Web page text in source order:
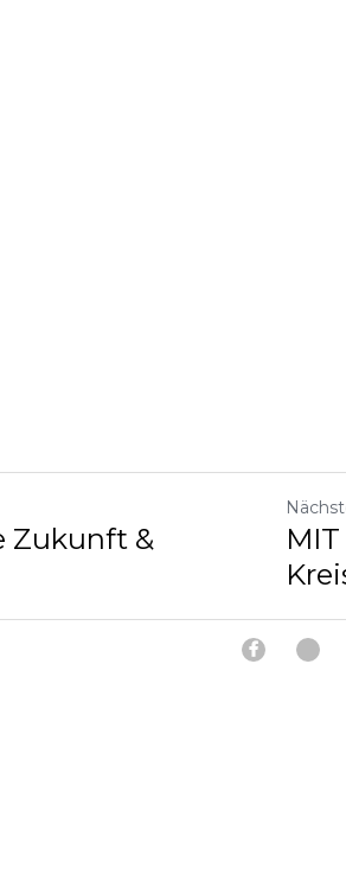
Zukunft &